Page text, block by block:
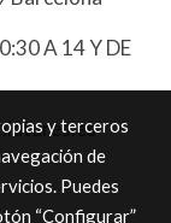
A 14 Y DE
y terceros
de
Puedes
“Configurar”